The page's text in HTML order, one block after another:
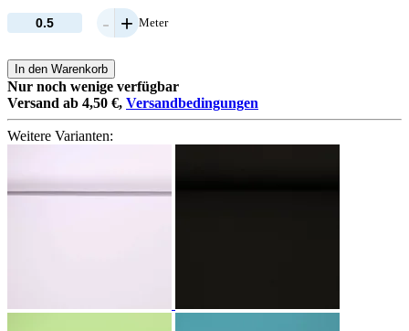
- + Meter
In den Warenkorb
Nur noch wenige verfügbar
Versand ab 4,50 €, Versandbedingungen
Weitere Varianten: